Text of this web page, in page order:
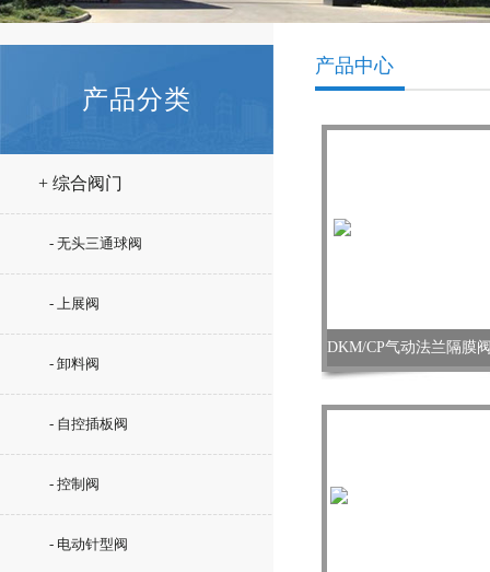
产品分类
+ 综合阀门
- 无头三通球阀
- 上展阀
- 卸料阀
- 自控插板阀
- 控制阀
- 电动针型阀
产品中心